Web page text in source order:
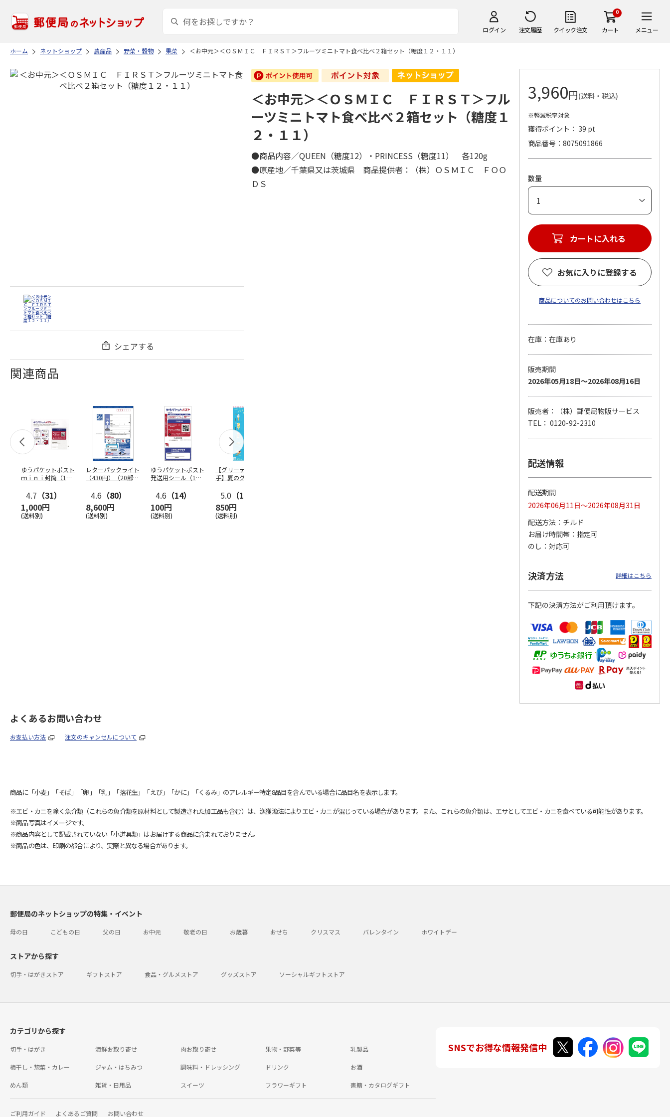
ログイン 注文履歴 クイック注文
0
カート メニュー
ホーム ネットショップ 農産品 野菜・穀物 果菜 ＜お中元＞＜ＯＳＭＩＣ ＦＩＲＳＴ＞フルーツミニトマト食べ比べ２箱セット（糖度１２・１１）
シェアする
関連商品
ゆうパケットポスト
ｍｉｎｉ封筒（1個
4.7 （31）
1,000円
(送料別)
レターパックライト
（430円）（20部セ
4.6 （80）
8,600円
(送料別)
ゆうパケットポスト
発送用シール（1個
4.6 （14）
100円
(送料別)
【グリーティング切
手】夏のグリーティ
5.0 （10）
850円
(送料別)
手】ハッピーグリー
【グリーティング切
手】グリーティング
円…
4.8（11）
5,500円
通切手・千鳥（1シ
11,000円
＜お中元＞＜ＯＳＭＩＣ ＦＩＲＳＴ＞フル
ーツミニトマト食べ比べ２箱セット（糖度１
２・１１）
●商品内容／QUEEN（糖度12）・PRINCESS（糖度11） 各120g
●原産地／千葉県又は茨城県 商品提供者：（株）ＯＳＭＩＣ ＦＯＯ
ＤＳ
3,960円(送料・税込)
※軽減税率対象
獲得ポイント： 39 pt
商品番号
8075091866
数量
カートに入れる
お気に入りに登録する
商品についてのお問い合わせはこちら
在庫：在庫あり
販売期間
2026年05月18日～2026年08月16日
販売者：（株）郵便局物販サービス
TEL： 0120-92-2310
配送情報
配送期間
2026年06月11日～2026年08月31日
配送方法
チルド
お届け時間帯
指定可
のし
対応可
決済方法 詳細はこちら
下記の決済方法がご利用頂けます。
よくあるお問い合わせ
お支払い方法 注文のキャンセルについて
商品に「小麦」「そば」「卵」「乳」「落花生」「えび」「かに」「くるみ」のアレルギー特定8品目を含んでいる場合に品目名を表示します。
※エビ・カニを除く魚介類（これらの魚介類を原材料として製造された加工品も含む）は、漁獲漁法によりエビ・カニが混じっている場合があります。また、これらの魚介類は、エサとしてエビ・カニを食べている可能性があります。
※商品写真はイメージです。
※商品内容として記載されていない「小道具類」はお届けする商品に含まれておりません。
※商品の色は、印刷の都合により、実際と異なる場合があります。
郵便局のネットショップの特集・イベント
母の日 こどもの日 父の日 お中元 敬老の日 お歳暮 おせち クリスマス バレンタイン ホワイトデー
ストアから探す
切手・はがきストア ギフトストア 食品・グルメストア グッズストア ソーシャルギフトストア
カテゴリから探す
切手・はがき 海鮮お取り寄せ 肉お取り寄せ 果物・野菜等 乳製品
梅干し・惣菜・カレー ジャム・はちみつ 調味料・ドレッシング ドリンク お酒
めん類 雑貨・日用品 スイーツ フラワーギフト 書籍・カタログギフト
ご利用ガイド よくあるご質問 お問い合わせ
SNSでお得な情報発信中